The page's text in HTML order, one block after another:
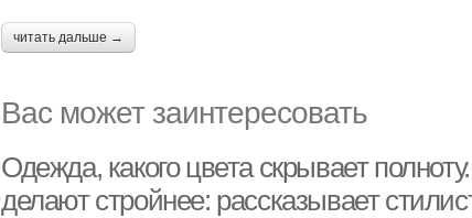
читать дальше →
Вас может заинтересовать
Одежда, какого цвета скрывает
делают стройнее: рассказывает